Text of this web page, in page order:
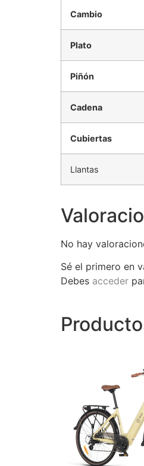
Cambio
Plato
Piñón
Cadena
Cubiertas
Llantas
No hay
Sé el primero en
Debes acceder